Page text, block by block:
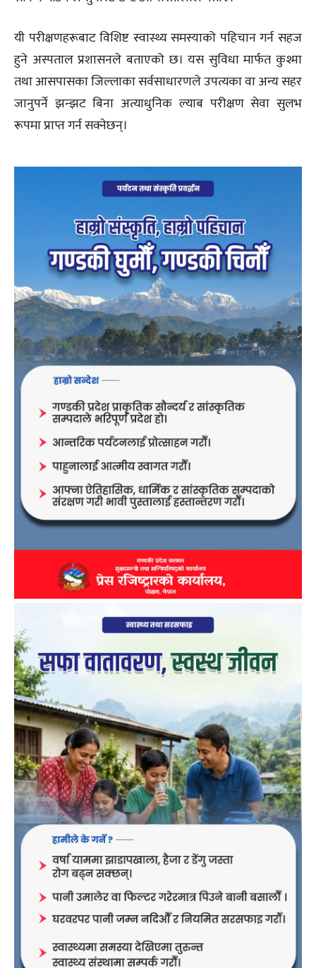
यी परीक्षणहरूबाट विशिष्ट स्वास्थ्य समस्याको पहिचान गर्न सहज
हुने अस्पताल प्रशासनले बताएको छ। यस सुविधा मार्फत कुश्मा
तथा आसपासका जिल्लाका सर्वसाधारणले उपत्यका वा अन्य सहर
जानुपर्ने झन्झट बिना अत्याधुनिक ल्याब परीक्षण सेवा सुलभ
रूपमा प्राप्त गर्न सक्नेछन्।